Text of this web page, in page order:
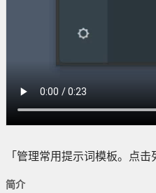
「管理常用提示词模板。点
简介